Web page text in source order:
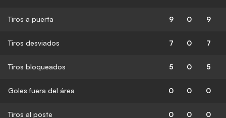
Tiros a puerta 9 0 9
Tiros desviados 7 0 7
Tiros bloqueados 5 0 5
Goles fuera del área 0 0 0
Tiros al poste 0 0 0